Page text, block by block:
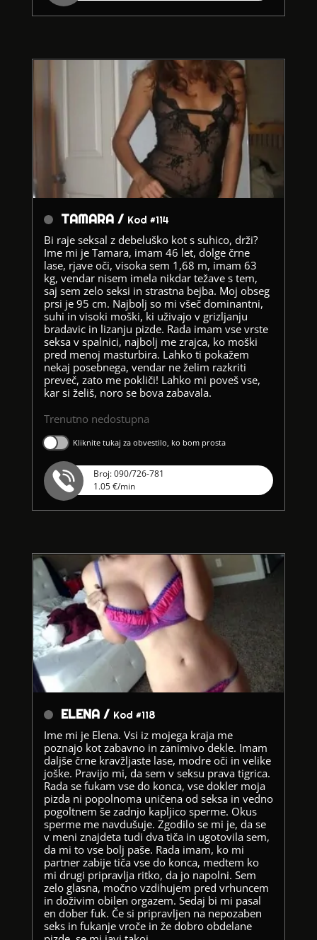
TAMARA / Kod #114
Bi raje seksal z debeluško kot s suhico, drži?
Ime mi je Tamara, imam 46 let, dolge črne
lase, rjave oči, visoka sem 1,68 m, imam 63
kg, vendar nisem imela nikdar težave s tem,
saj sem zelo seksi in strastna bejba. Moj obseg
prsi je 95 cm. Najbolj so mi všeč dominantni,
suhi in visoki moški, ki uživajo v grizljanju
bradavic in lizanju pizde. Rada imam vse vrste
seksa v spalnici, najbolj me zrajca, ko moški
pred menoj masturbira. Lahko ti pokažem
nekaj posebnega, vendar ne želim razkriti
preveč, zato me pokliči! Lahko mi poveš vse,
kar si želiš, noro se bova zabavala.
Trenutno nedostupna
Kliknite tukaj za obvestilo, ko bom prosta
Broj: 090/726-781
1.05 €/min
ELENA / Kod #118
Ime mi je Elena. Vsi iz mojega kraja me
poznajo kot zabavno in zanimivo dekle. Imam
daljše črne kravžljaste lase, modre oči in velike
joške. Pravijo mi, da sem v seksu prava tigrica.
Rada se fukam vse do konca, vse dokler moja
pizda ni popolnoma uničena od seksa in vedno
pogoltnem še zadnjo kapljico sperme. Okus
sperme me navdušuje. Zgodilo se mi je, da se
v meni znajdeta tudi dva tiča in ugotovila sem,
da mi to vse bolj paše. Rada imam, ko mi
partner zabije tiča vse do konca, medtem ko
mi drugi pripravlja ritko, da jo napolni. Sem
zelo glasna, močno vzdihujem pred vrhuncem
in doživim obilen orgazem. Sedaj bi mi pasal
en dober fuk. Če si pripravljen na nepozaben
seks in fukanje vroče in že dobro obdelane